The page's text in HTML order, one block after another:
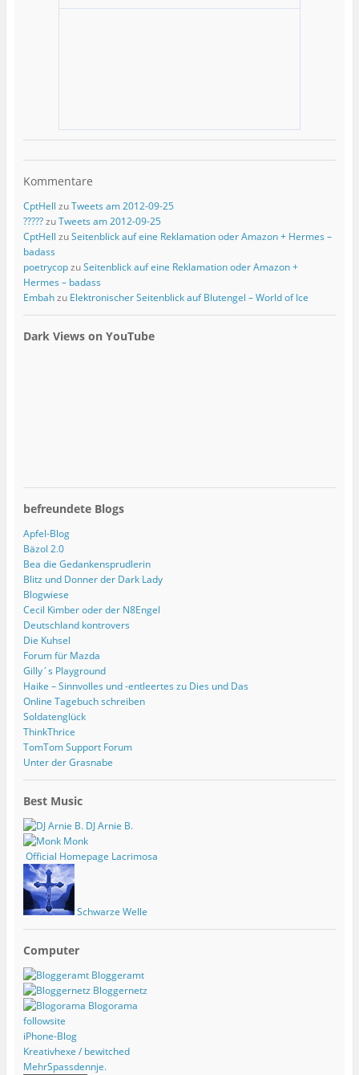
Kommentare
CptHell zuTweets am 2012-09-25
?????zuTweets am 2012-09-25
CptHell zuSeitenblick auf eine Reklamation oder Amazon + Hermes –
badass
poetrycopzuSeitenblick auf eine Reklamation oder Amazon +
Hermes – badass
Embahzu Elektronischer Seitenblick auf Blutengel – World of Ice
Dark Views on YouTube
befreundete Blogs
Apfel-Blog
Bäzol 2.0
Bea die Gedankensprudlerin
Blitz und Donner der Dark Lady
Blogwiese
Cecil Kimber oder der N8Engel
Deutschland kontrovers
Die Kuhsel
Forum für Mazda
Gilly´s Playground
Haike – Sinnvolles und -entleertes zu Dies und Das
Online Tagebuch schreiben
Soldatenglück
ThinkThrice
TomTom Support Forum
Unter der Grasnabe
Best Music
DJ Arnie B.
Monk
Official Homepage Lacrimosa
Schwarze Welle
Computer
Bloggeramt
Bloggernetz
Blogorama
followsite
iPhone-Blog
Kreativhexe / bewitched
MehrSpassdennje.